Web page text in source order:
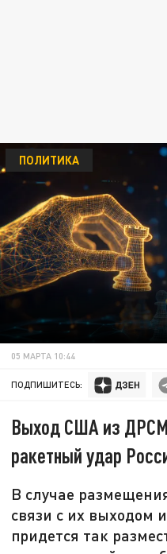
ПОЛИТИКА
05 МАРТА 10:44
ПОДПИШИТЕСЬ:
Выход США из
ракетный удар
В случае
связи с их выходом
придется так